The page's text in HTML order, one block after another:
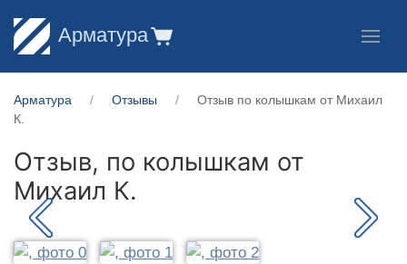
Арматура
Арматура Отзывы
Отзыв по колышкам от Михаил
К.
Отзыв, по колышкам от
Михаил К.